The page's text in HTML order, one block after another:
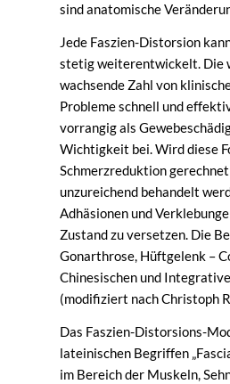
sind anatomische
Jede Faszien-Distorsion
stetig weiterentwickelt. Die
wachsende Zahl von
Probleme schnell und
vorrangig als
Wichtigkeit bei. Wird diese
Schmerzreduktion
unzureichend behandelt
Adhäsionen und
Zustand zu versetzen. Die
Gonarthrose, Hüftgelenk –
Chinesischen und
(modifiziert nach Christoph
Das Faszien-Distorsions-
lateinischen Begriffen
im Bereich der Muskeln,